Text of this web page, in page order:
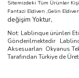
Sitemizdeki Tüm Ürünler
Fantazi Eldiven ,Gelin
değişim Yoktur,
Not: Lablinque ürünleri
Gönderilmektedir
Aksesuarları Okyanus
Tarafından Türkiye de Ü